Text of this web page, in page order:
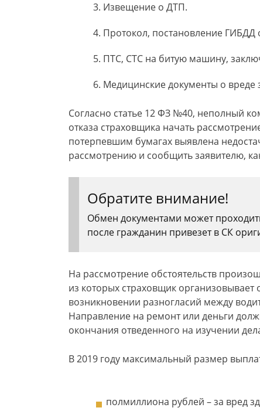
Извещение о ДТП.
Протокол, постановление
ПТС, СТС на битую машину,
Медицинские документы о вреде
Согласно статье 12 ФЗ №40, неполный
отказа страховщика начать
потерпевшим бумагах выявлена
рассмотрению и сообщить заявителю,
Обратите внимание!
Обмен документами может
после гражданин привезет в СК
На рассмотрение обстоятельств
из которых страховщик
возникновении разногласий между
Направление на ремонт или деньги
окончания отведенного на изучении
В 2019 году максимальный размер
полмиллиона рублей – за вред